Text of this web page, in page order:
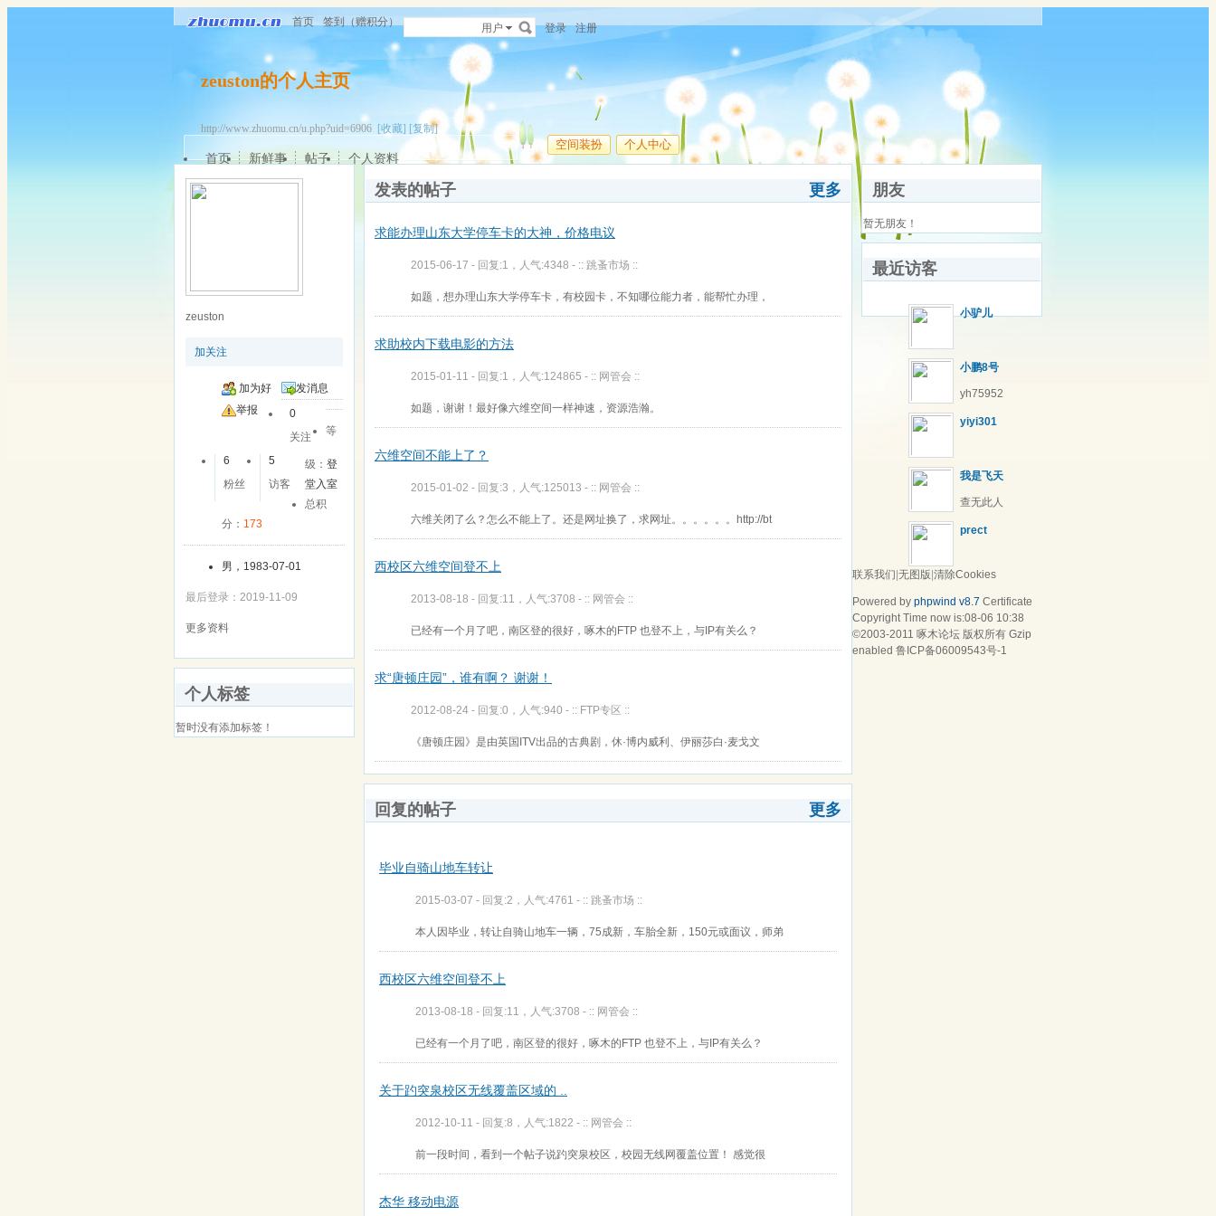
首页 签到（赠积分） 用户 登录 注册
zeuston的个人主页
http://www.zhuomu.cn/u.php?uid=6906 [收藏] [复制]
空间装扮 个人中心
首页 新鲜事 帖子 个人资料
zeuston
加关注
加为好
友
发消息
举报
0
关注
6
粉丝
5
访客
等
级：登
堂入室
总积
分： 173
男，1983-07-01
最后登录：2019-11-09
更多资料
个人标签
暂时没有添加标签！
更多
发表的帖子
求能办理山东大学停车卡的大神，价格电议
2015-06-17 - 回复:1，人气:4348 - :: 跳蚤市场 ::
如题，想办理山东大学停车卡，有校园卡，不知哪位能力者，能帮忙办理，
求助校内下载电影的方法
2015-01-11 - 回复:1，人气:124865 - :: 网管会 ::
如题，谢谢！最好像六维空间一样神速，资源浩瀚。
六维空间不能上了？
2015-01-02 - 回复:3，人气:125013 - :: 网管会 ::
六维关闭了么？怎么不能上了。还是网址换了，求网址。。。。。。http://bt
西校区六维空间登不上
2013-08-18 - 回复:11，人气:3708 - :: 网管会 ::
已经有一个月了吧，南区登的很好，啄木的FTP 也登不上，与IP有关么？
求“唐顿庄园”，谁有啊？ 谢谢！
2012-08-24 - 回复:0，人气:940 - :: FTP专区 ::
《唐顿庄园》是由英国ITV出品的古典剧，休·博内威利、伊丽莎白·麦戈文
更多
回复的帖子
毕业自骑山地车转让
2015-03-07 - 回复:2，人气:4761 - :: 跳蚤市场 ::
本人因毕业，转让自骑山地车一辆，75成新，车胎全新，150元或面议，师弟
西校区六维空间登不上
2013-08-18 - 回复:11，人气:3708 - :: 网管会 ::
已经有一个月了吧，南区登的很好，啄木的FTP 也登不上，与IP有关么？
关于趵突泉校区无线覆盖区域的 ..
2012-10-11 - 回复:8，人气:1822 - :: 网管会 ::
前一段时间，看到一个帖子说趵突泉校区，校园无线网覆盖位置！ 感觉很
杰华 移动电源
朋友
暂无朋友！
最近访客
小驴儿
小鹏8号
yh75952
yiyi301
我是飞天
查无此人
prect
联系我们|无图版|清除Cookies
Powered by phpwind v8.7 Certificate
Copyright Time now is:08-06 10:38
©2003-2011 啄木论坛 版权所有 Gzip
enabled 鲁ICP备06009543号-1